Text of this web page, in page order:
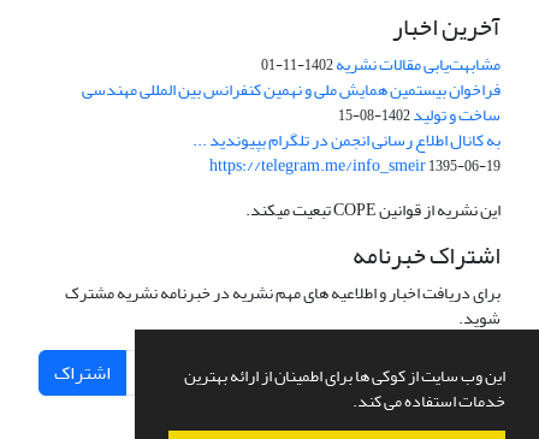
این وب سایت از کوکی ها برای اطمینان از ارائه بهترین
خدمات استفاده می کند.
آخرین اخبار
مشابهت‌یابی مقالات نشریه1402-11-01
فراخوان بیستمین همایش ملی و نهمین کنفرانس بین المللی مهندسی
ساخت و تولید1402-08-15
به کانال اطلاع رسانی انجمن در تلگرام بپیوندید ...
https://telegram.me/info_smeir1395-06-19
این نشریه از قوانین COPE تبعیت میکند.
اشتراک خبرنامه
برای دریافت اخبار و اطلاعیه های مهم نشریه در خبرنامه نشریه مشترک
شوید.
اشتراک